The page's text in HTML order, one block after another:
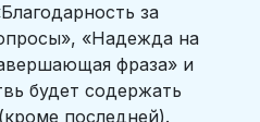
за
«Надежда на
фраза» и
будет содержать
последней).